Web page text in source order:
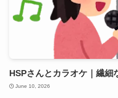
HSPさんとカラオケ｜繊細
June 10, 2026